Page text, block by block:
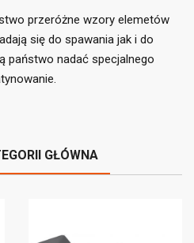
((loginText))
przeróżne wzory elemetów
się do spawania jak i do
państwo nadać specjalnego
GŁÓWNA